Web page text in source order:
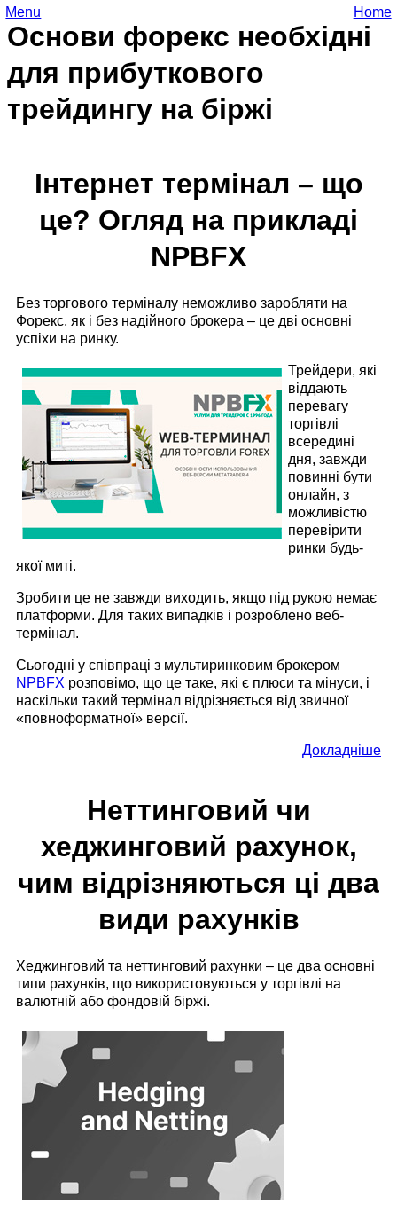
Основи форекс необхідні
для прибуткового
трейдингу на біржі
Menu Home
Інтернет термінал – що
це? Огляд на прикладі
NPBFX
Без торгового терміналу неможливо заробляти на
Форекс, як і без надійного брокера – це дві основні
успіхи на ринку.
Трейдери, які
віддають
перевагу
торгівлі
всередині
дня, завжди
повинні бути
онлайн, з
можливістю
перевірити
ринки будь-
якої миті.
Зробити це не завжди виходить, якщо під рукою немає
платформи. Для таких випадків і розроблено веб-
термінал.
Сьогодні у співпраці з мультиринковим брокером
NPBFX розповімо, що це таке, які є плюси та мінуси, і
наскільки такий термінал відрізняється від звичної
«повноформатної» версії.
Докладніше
Неттинговий чи
хеджинговий рахунок,
чим відрізняються ці два
види рахунків
Хеджинговий та неттинговий рахунки – це два основні
типи рахунків, що використовуються у торгівлі на
валютній або фондовій біржі.